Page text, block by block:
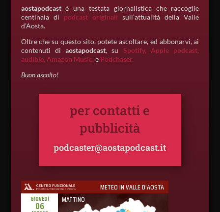
aostapodcastè una testata giornalistica che raccoglie
centinaia di podcast originali sull’attualità della Valle
d’Aosta.
Oltre che su questo sito, potete ascoltare, ed abbonarvi, ai
contenuti diaostapodcast, su Spotify, Apple podcast,
audible, Amazon Music,e Podchaser.
Buon ascolto!
per contatti e
pubblicità
podcaster@aostapodcast.it